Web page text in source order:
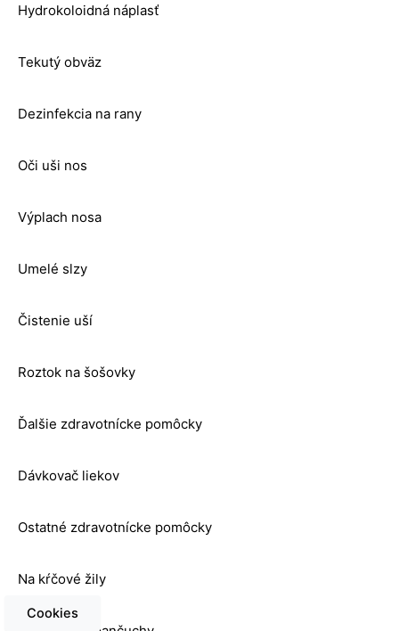
Hydrokoloidná náplasť
Tekutý obväz
Dezinfekcia na rany
Oči uši nos
Výplach nosa
Umelé slzy
Čistenie uší
Roztok na šošovky
Ďalšie zdravotnícke pomôcky
Dávkovač liekov
Ostatné zdravotnícke pomôcky
Na kŕčové žily
Cookies